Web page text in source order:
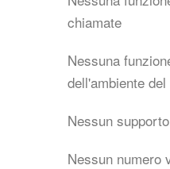
chiamate
Nessuna
dell'ambiente
Nessun
Nessun numero